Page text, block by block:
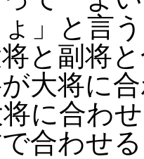
ょ」と言
と副将
大将に
に合わ
合わせ